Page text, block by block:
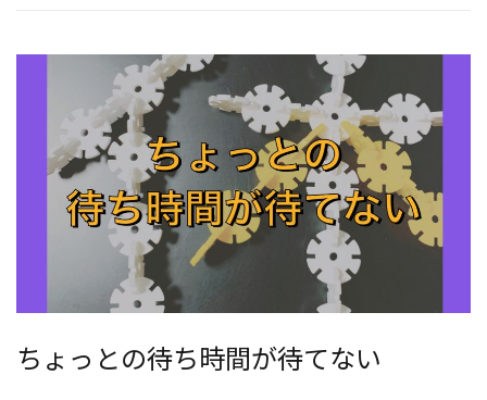
ちょっとの待ち時間が待てない